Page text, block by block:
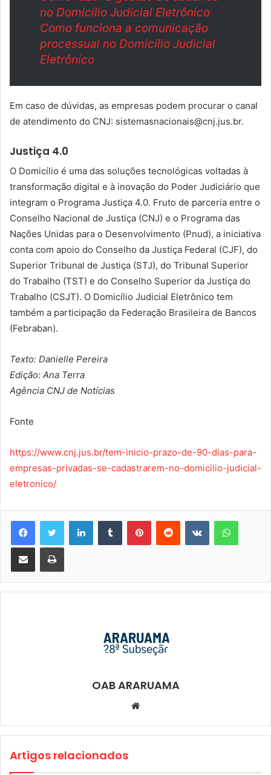
no Domicílio Judicial Eletrônico
Como funciona a comunicação
processual no Domicílio Judicial
Eletrônico
Em caso de dúvidas, as empresas podem procurar o canal
de atendimento do CNJ: sistemasnacionais@cnj.jus.br.
Justiça 4.0
O Domicílio é uma das soluções tecnológicas voltadas à
transformação digital e à inovação do Poder Judiciário que
integram o Programa Justiça 4.0. ​Fruto de parceria entre o
Conselho Nacional de Justiça (CNJ) e o Programa das
Nações Unidas para o Desenvolvimento (Pnud), a iniciativa
conta com apoio do Conselho da Justiça Federal (CJF), do
Superior Tribunal de Justiça (STJ), do Tribunal Superior
do Trabalho (TST) e do Conselho Superior da Justiça do
Trabalho (CSJT). ​O Domicílio Judicial Eletrônico tem
também a participação da Federação Brasileira de Bancos
(Febraban).
Texto: Danielle Pereira
Edição: Ana Terra
Agência CNJ de Notícias
Fonte
https://www.cnj.jus.br/tem-inicio-prazo-de-90-dias-para-
empresas-privadas-se-cadastrarem-no-domicilio-judicial-
eletronico/
LinkedinTumblr PinterestReddit VK
Compartilhar via e-mail Imprimir
OAB ARARUAMA
Website
Artigos relacionados